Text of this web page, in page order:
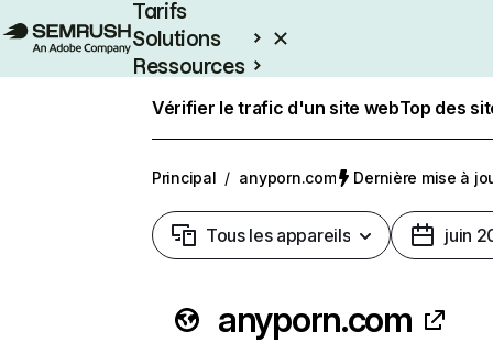
Tarifs
Solutions
Ressources
Vérifier le trafic d'un site webTop des
Principal / anyporn.com Dernière mise à
Tous les appareils juin
anyporn.com